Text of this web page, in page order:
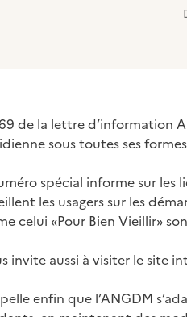
de la lettre d’information
sous toutes ses
spécial informe sur
les usagers sur les
celui «Pour Bien Vieillir»
invite aussi à visiter le site
enfin que l’ANGDM